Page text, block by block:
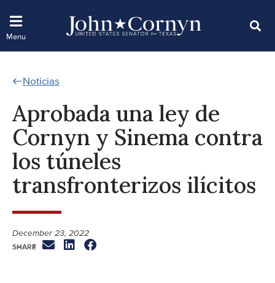
Noticias
Aprobada una ley de
Cornyn y Sinema contra
los túneles
transfronterizos ilícitos
December 23, 2022